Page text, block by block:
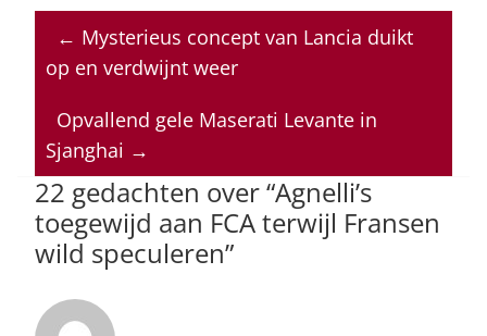
at
s
p
p
c
e
o
o
k
k
e
n
re
a
s
ai
l
← Mysterieus concept van Lancia duikt
op en verdwijnt weer
Opvallend gele Maserati Levante in
Sjanghai →
22 gedachten over “Agnelli’s
toegewijd aan FCA terwijl Fransen
wild speculeren”